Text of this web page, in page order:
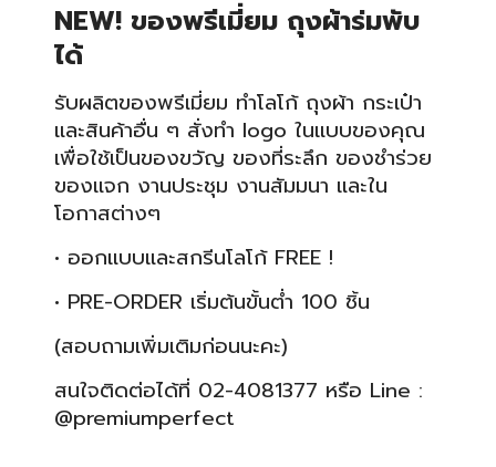
NEW! ของพรีเมี่ยม ถุงผ้าร่มพับ
ได้
รับผลิตของพรีเมี่ยม ทำโลโก้ ถุงผ้า กระเป๋า
และสินค้าอื่น ๆ สั่งทำ logo ในแบบของคุณ
เพื่อใช้เป็นของขวัญ ของที่ระลึก ของชำร่วย
ของแจก งานประชุม งานสัมมนา และใน
โอกาสต่างๆ
• ออกแบบและสกรีนโลโก้ FREE !
• PRE-ORDER เริ่มต้นขั้นต่ำ 100 ชิ้น
(สอบถามเพิ่มเติมก่อนนะคะ)
สนใจติดต่อได้ที่ 02-4081377 หรือ Line :
@premiumperfect